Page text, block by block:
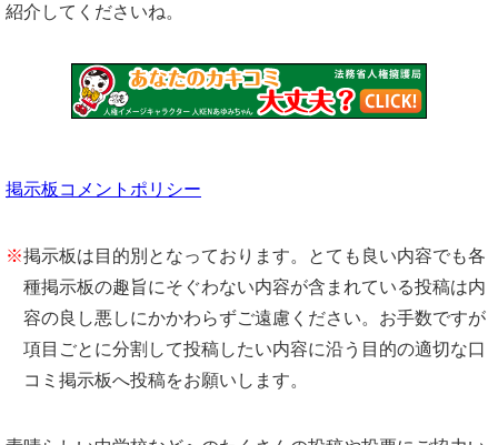
紹介してくださいね。
掲示板コメントポリシー
※掲示板は目的別となっております。とても良い内容でも各
種掲示板の趣旨にそぐわない内容が含まれている投稿は内
容の良し悪しにかかわらずご遠慮ください。お手数ですが
項目ごとに分割して投稿したい内容に沿う目的の適切な口
コミ掲示板へ投稿をお願いします。